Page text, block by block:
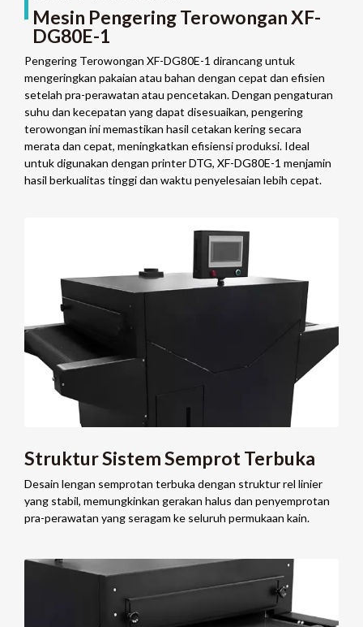
Mesin Pengering Terowongan XF-
DG80E-1
Pengering Terowongan XF-DG80E-1 dirancang untuk
mengeringkan pakaian atau bahan dengan cepat dan efisien
setelah pra-perawatan atau pencetakan. Dengan pengaturan
suhu dan kecepatan yang dapat disesuaikan, pengering
terowongan ini memastikan hasil cetakan kering secara
merata dan cepat, meningkatkan efisiensi produksi. Ideal
untuk digunakan dengan printer DTG, XF-DG80E-1 menjamin
hasil berkualitas tinggi dan waktu penyelesaian lebih cepat.
Struktur Sistem Semprot Terbuka
Desain lengan semprotan terbuka dengan struktur rel linier
yang stabil, memungkinkan gerakan halus dan penyemprotan
pra-perawatan yang seragam ke seluruh permukaan kain.